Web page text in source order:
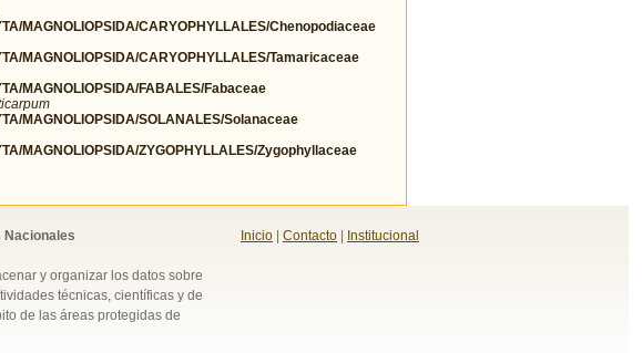
MAGNOLIOPSIDA/CARYOPHYLLALES/Chenopodiaceae
MAGNOLIOPSIDA/CARYOPHYLLALES/Tamaricaceae
MAGNOLIOPSIDA/FABALES/Fabaceae
MAGNOLIOPSIDA/SOLANALES/Solanaceae
MAGNOLIOPSIDA/ZYGOPHYLLALES/Zygophyllaceae
Nacionales
y organizar los datos sobre
técnicas, científicas y de
de las áreas protegidas de
Inicio Contacto Institucional